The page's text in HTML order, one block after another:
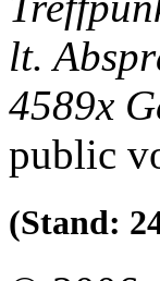
lt.
4589x
public
(Stand: